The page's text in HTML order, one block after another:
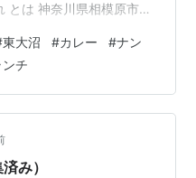
とは 神奈川県相模原市南
る人気のお店です。 こ
のオープンです。 まだ
た時代から長年にわたっ
らぬ人気を誇っていま
ら徒歩 Goog…
東大沼 #カレー #ナン
ンチ
み）